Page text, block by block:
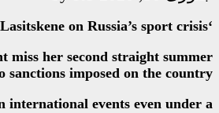
‘A neutral flag isn’t shame, shame is being stuck in a doping row’: World high-jump champ Lasitskene on Russia’s sport crisis
miss her second straight summer
sanctions imposed on the country.
events even under a